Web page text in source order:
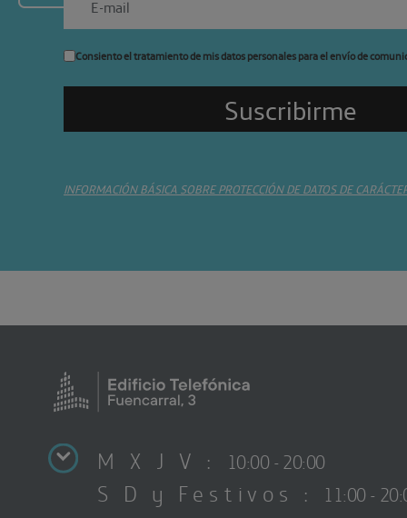
Consiento el tratamiento de mis datos personales para el envío de
INFORMACIÓN BÁSICA SOBRE PROTECCIÓN DE DATOS DE
M X J V : 10:00 - 20:00
S D y Festivos : 11:00 -